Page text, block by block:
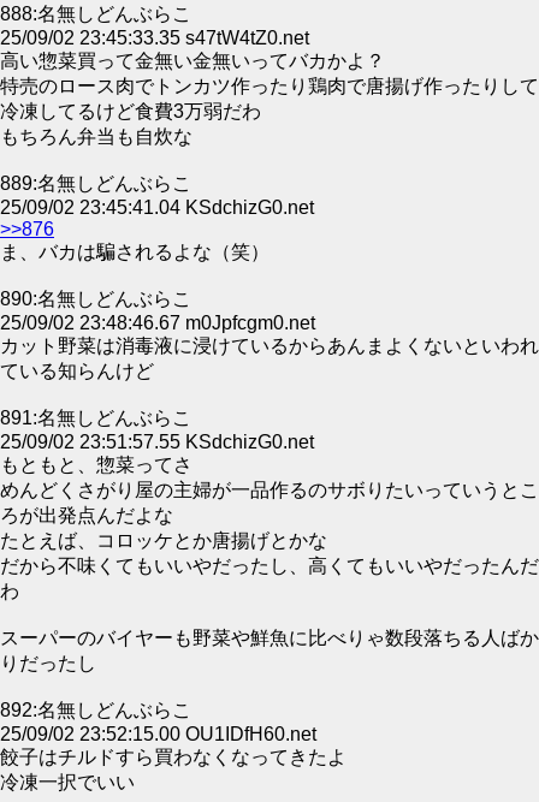
888:名無しどんぶらこ
25/09/02 23:45:33.35 s47tW4tZ0.net
高い惣菜買って金無い金無いってバカかよ？
特売のロース肉でトンカツ作ったり鶏肉で唐揚げ作ったりして
冷凍してるけど食費3万弱だわ
もちろん弁当も自炊な
889:名無しどんぶらこ
25/09/02 23:45:41.04 KSdchizG0.net
>>876
ま、バカは騙されるよな（笑）
890:名無しどんぶらこ
25/09/02 23:48:46.67 m0Jpfcgm0.net
カット野菜は消毒液に浸けているからあんまよくないといわれ
ている知らんけど
891:名無しどんぶらこ
25/09/02 23:51:57.55 KSdchizG0.net
もともと、惣菜ってさ
めんどくさがり屋の主婦が一品作るのサボりたいっていうとこ
ろが出発点んだよな
たとえば、コロッケとか唐揚げとかな
だから不味くてもいいやだったし、高くてもいいやだったんだ
わ
スーパーのバイヤーも野菜や鮮魚に比べりゃ数段落ちる人ばか
りだったし
892:名無しどんぶらこ
25/09/02 23:52:15.00 OU1IDfH60.net
餃子はチルドすら買わなくなってきたよ
冷凍一択でいい